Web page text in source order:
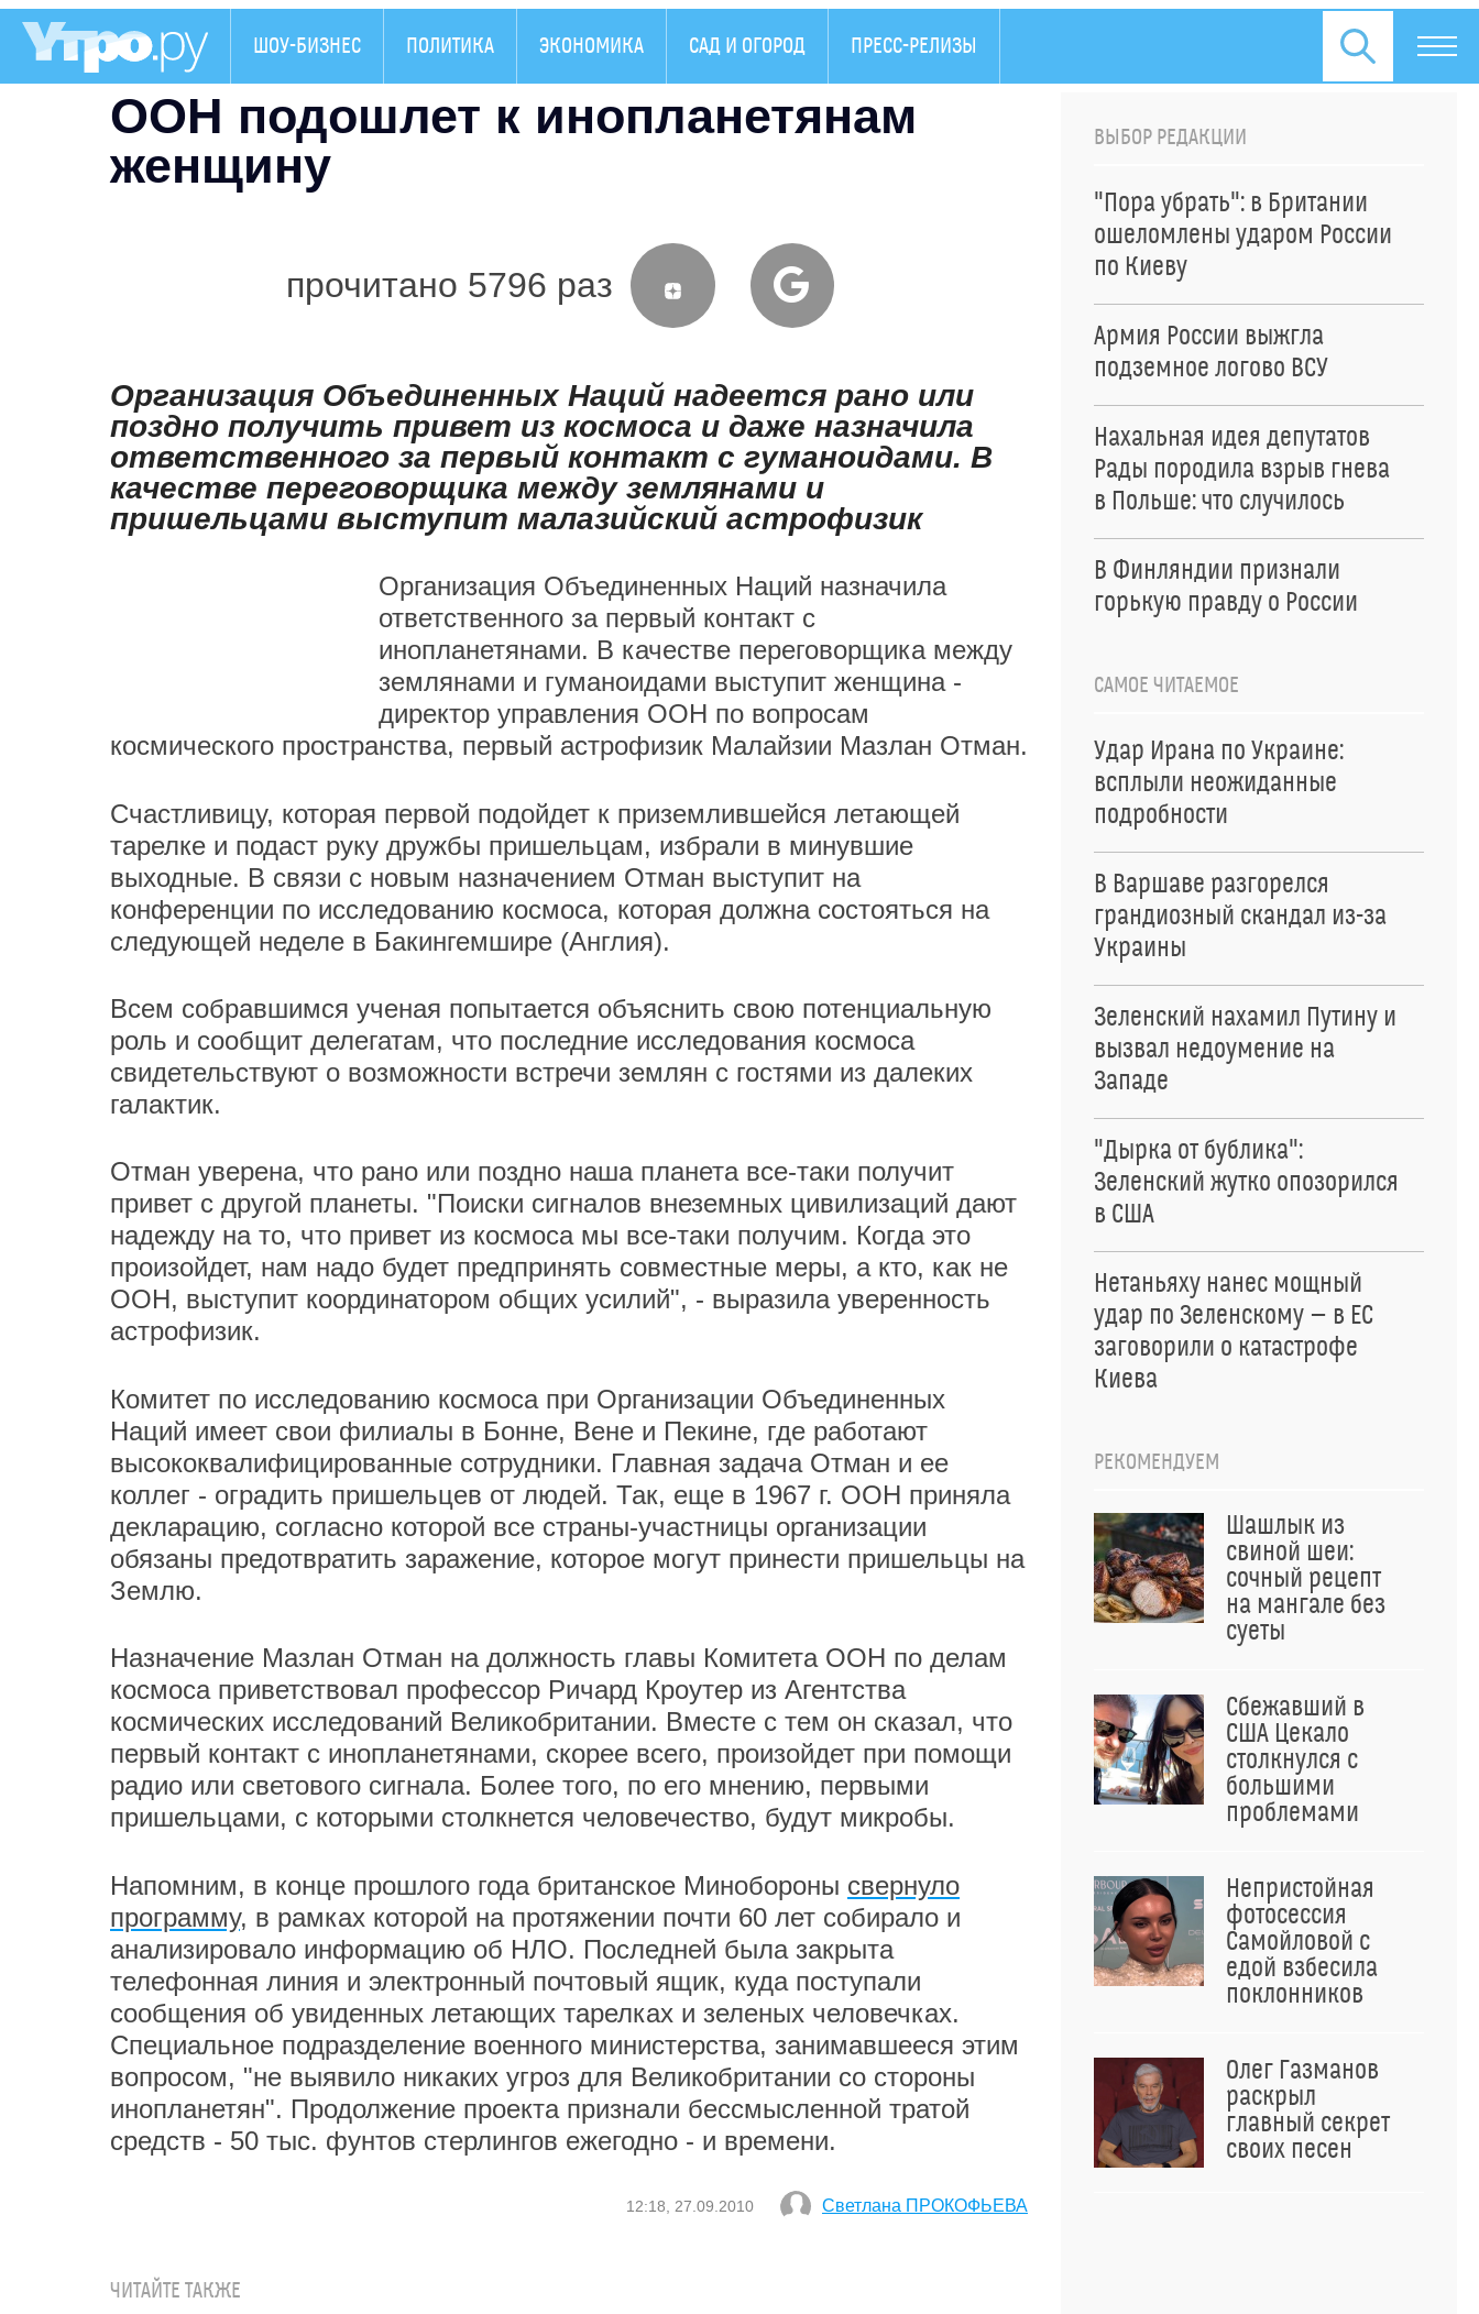
ШОУ-БИЗНЕС ПОЛИТИКА ЭКОНОМИКА САД И ОГОРОД ПРЕСС-РЕЛИЗЫ
ООН подошлет к инопланетянам
женщину
прочитано 5796 раз
Организация Объединенных Наций надеется рано или
поздно получить привет из космоса и даже назначила
ответственного за первый контакт с гуманоидами. В
качестве переговорщика между землянами и
пришельцами выступит малазийский астрофизик
Организация Объединенных Наций назначила
ответственного за первый контакт с
инопланетянами. В качестве переговорщика между
землянами и гуманоидами выступит женщина -
директор управления ООН по вопросам
космического пространства, первый астрофизик Малайзии Мазлан Отман.
Счастливицу, которая первой подойдет к приземлившейся летающей
тарелке и подаст руку дружбы пришельцам, избрали в минувшие
выходные. В связи с новым назначением Отман выступит на
конференции по исследованию космоса, которая должна состояться на
следующей неделе в Бакингемшире (Англия).
Всем собравшимся ученая попытается объяснить свою потенциальную
роль и сообщит делегатам, что последние исследования космоса
свидетельствуют о возможности встречи землян с гостями из далеких
галактик.
Отман уверена, что рано или поздно наша планета все-таки получит
привет с другой планеты. "Поиски сигналов внеземных цивилизаций дают
надежду на то, что привет из космоса мы все-таки получим. Когда это
произойдет, нам надо будет предпринять совместные меры, а кто, как не
ООН, выступит координатором общих усилий", - выразила уверенность
астрофизик.
Комитет по исследованию космоса при Организации Объединенных
Наций имеет свои филиалы в Бонне, Вене и Пекине, где работают
высококвалифицированные сотрудники. Главная задача Отман и ее
коллег - оградить пришельцев от людей. Так, еще в 1967 г. ООН приняла
декларацию, согласно которой все страны-участницы организации
обязаны предотвратить заражение, которое могут принести пришельцы на
Землю.
Назначение Мазлан Отман на должность главы Комитета ООН по делам
космоса приветствовал профессор Ричард Кроутер из Агентства
космических исследований Великобритании. Вместе с тем он сказал, что
первый контакт с инопланетянами, скорее всего, произойдет при помощи
радио или светового сигнала. Более того, по его мнению, первыми
пришельцами, с которыми столкнется человечество, будут микробы.
Напомним, в конце прошлого года британское Минобороны свернуло
программу, в рамках которой на протяжении почти 60 лет собирало и
анализировало информацию об НЛО. Последней была закрыта
телефонная линия и электронный почтовый ящик, куда поступали
сообщения об увиденных летающих тарелках и зеленых человечках.
Специальное подразделение военного министерства, занимавшееся этим
вопросом, "не выявило никаких угроз для Великобритании со стороны
инопланетян". Продолжение проекта признали бессмысленной тратой
средств - 50 тыс. фунтов стерлингов ежегодно - и времени.
12:18, 27.09.2010 Светлана ПРОКОФЬЕВА
ЧИТАЙТЕ ТАКЖЕ
ВЫБОР РЕДАКЦИИ
"Пора убрать": в Британии
ошеломлены ударом России
по Киеву
Армия России выжгла
подземное логово ВСУ
Нахальная идея депутатов
Рады породила взрыв гнева
в Польше: что случилось
В Финляндии признали
горькую правду о России
САМОЕ ЧИТАЕМОЕ
Удар Ирана по Украине:
всплыли неожиданные
подробности
В Варшаве разгорелся
грандиозный скандал из-за
Украины
Зеленский нахамил Путину и
вызвал недоумение на
Западе
"Дырка от бублика":
Зеленский жутко опозорился
в США
Нетаньяху нанес мощный
удар по Зеленскому — в ЕС
заговорили о катастрофе
Киева
РЕКОМЕНДУЕМ
Шашлык из
свиной шеи:
сочный рецепт
на мангале без
суеты
Сбежавший в
США Цекало
столкнулся с
большими
проблемами
Непристойная
фотосессия
Самойловой с
едой взбесила
поклонников
Олег Газманов
раскрыл
главный секрет
своих песен